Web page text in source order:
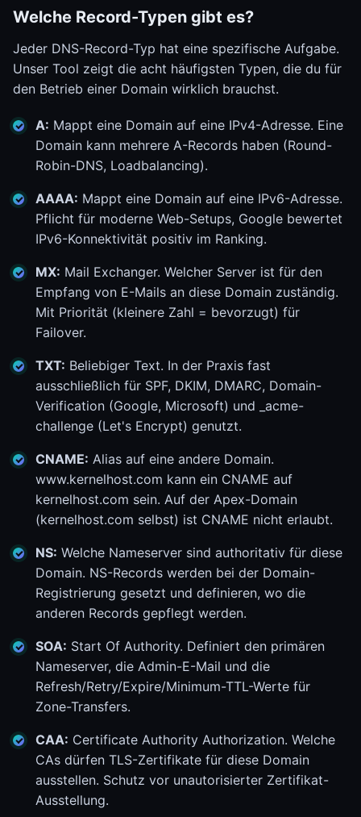
Welche Record-Typen gibt es?
Jeder DNS-Record-Typ hat eine spezifische Aufgabe.
Unser Tool zeigt die acht häufigsten Typen, die du für
den Betrieb einer Domain wirklich brauchst.
A: Mappt eine Domain auf eine IPv4-Adresse. Eine
Domain kann mehrere A-Records haben (Round-
Robin-DNS, Loadbalancing).
AAAA: Mappt eine Domain auf eine IPv6-Adresse.
Pflicht für moderne Web-Setups, Google bewertet
IPv6-Konnektivität positiv im Ranking.
MX: Mail Exchanger. Welcher Server ist für den
Empfang von E-Mails an diese Domain zuständig.
Mit Priorität (kleinere Zahl = bevorzugt) für
Failover.
TXT: Beliebiger Text. In der Praxis fast
ausschließlich für SPF, DKIM, DMARC, Domain-
Verification (Google, Microsoft) und _acme-
challenge (Let's Encrypt) genutzt.
CNAME: Alias auf eine andere Domain.
www.kernelhost.com kann ein CNAME auf
kernelhost.com sein. Auf der Apex-Domain
(kernelhost.com selbst) ist CNAME nicht erlaubt.
NS: Welche Nameserver sind authoritativ für diese
Domain. NS-Records werden bei der Domain-
Registrierung gesetzt und definieren, wo die
anderen Records gepflegt werden.
SOA: Start Of Authority. Definiert den primären
Nameserver, die Admin-E-Mail und die
Refresh/Retry/Expire/Minimum-TTL-Werte für
Zone-Transfers.
CAA: Certificate Authority Authorization. Welche
CAs dürfen TLS-Zertifikate für diese Domain
ausstellen. Schutz vor unautorisierter Zertifikat-
Ausstellung.